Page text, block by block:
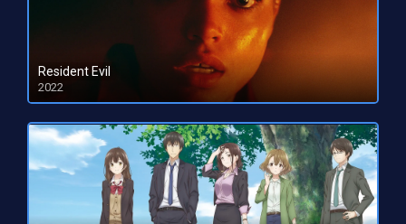
Resident Evil
2022
HD 1080pHD 720p